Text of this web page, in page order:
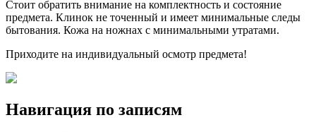
Стоит обратить внимание на комплектность и состояние
предмета. Клинок не точенный и имеет минимальные следы
бытования. Кожа на ножнах с минимальными утратами.
Приходите на индивидуальный осмотр предмета!
Навигация по записям